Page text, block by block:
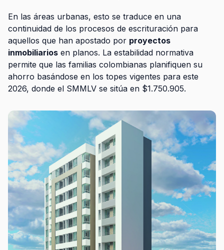
En las áreas urbanas, esto se traduce en una
continuidad de los procesos de escrituración para
aquellos que han apostado por proyectos
inmobiliarios en planos. La estabilidad normativa
permite que las familias colombianas planifiquen su
ahorro basándose en los topes vigentes para este
2026, donde el SMMLV se sitúa en $1.750.905.